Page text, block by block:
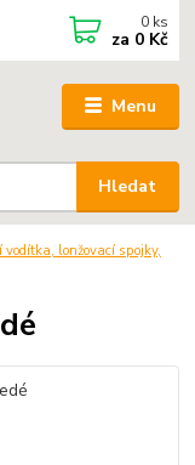
Menu
Hledat
0 ks
za 0 Kč
vodítka, lonžovací spojky,